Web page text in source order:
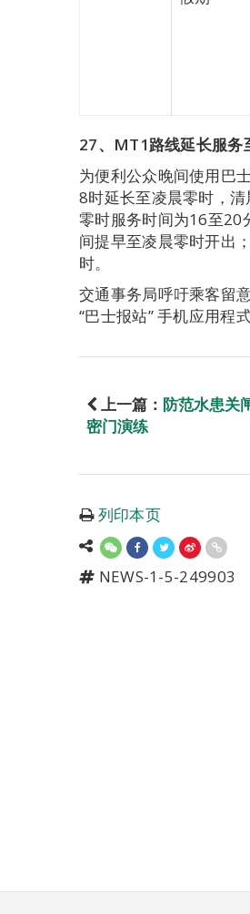
27、MT1路线延长服务
为便利公众晚间使用巴
8时延长至凌晨零时，
零时服务时间为16至20
间提早至凌晨零时开出
时。
交通事务局呼吁乘客留
“巴士报站” 手机应用程
上一篇： 防范水患关
密门演练
列印本页
NEWS-1-5-249903